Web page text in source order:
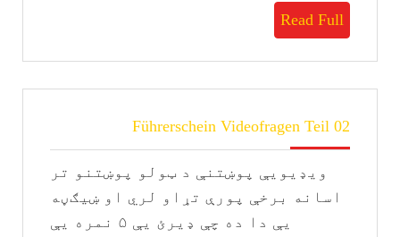
Read Full
Read
Full
Führerschein Videofragen Teil 02
Führerschein
02
ویډیویې پوښتنې د ټولو پوښتنو تر
اسانه برخې پورې تړاو لري او ښيګڼه
یې دا ده چې ډیرئ يې ۵ نمره یې